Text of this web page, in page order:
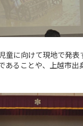
童に向けて現地で発
ることや、上越市